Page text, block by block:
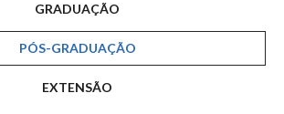
GRADUAÇÃO
PÓS-GRADUAÇÃO
EXTENSÃO